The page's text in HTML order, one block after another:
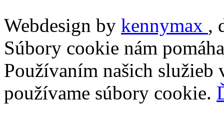
Webdesign by kennymax ,
Súbory cookie nám
Používaním našich služieb
používame súbory cookie.